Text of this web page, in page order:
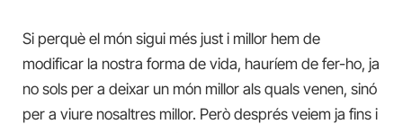
Si perquè el món sigui més just i millor hem de
modificar la nostra forma de vida, hauríem de fer-ho, ja
no sols per a deixar un món millor als quals venen, sinó
per a viure nosaltres millor. Però després veiem ja fins i